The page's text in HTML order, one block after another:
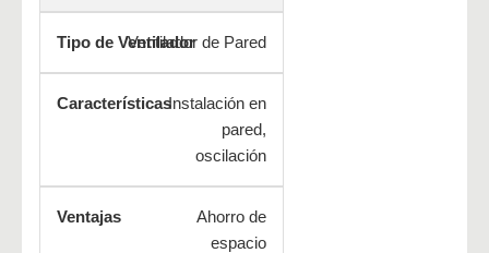
Ventilador de Pared
Instalación en
pared,
oscilación
Ahorro de
espacio